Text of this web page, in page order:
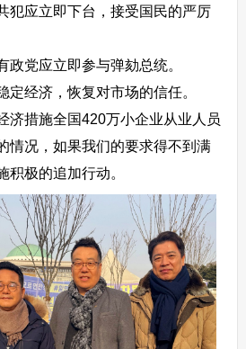
犯应立即下台，接受国民的严厉
政党应立即参与弹劾总统。
定经济，恢复对市场的信任。
济措施全国420万小企业从业人员
情况，如果我们的要求得不到满
积极的追加行动。